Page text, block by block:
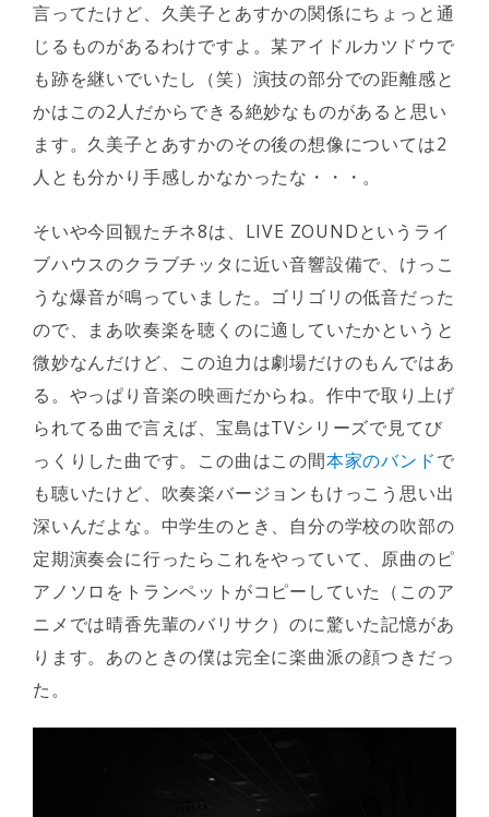
言ってたけど、久美子とあすかの関係にちょっと通
じるものがあるわけですよ。某アイドルカツドウで
も跡を継いでいたし（笑）演技の部分での距離感と
かはこの2人だからできる絶妙なものがあると思い
ます。久美子とあすかのその後の想像については2
人とも分かり手感しかなかったな・・・。
そいや今回観たチネ8は、LIVE ZOUNDというライ
ブハウスのクラブチッタに近い音響設備で、けっこ
うな爆音が鳴っていました。ゴリゴリの低音だった
ので、まあ吹奏楽を聴くのに適していたかというと
微妙なんだけど、この迫力は劇場だけのもんではあ
る。やっぱり音楽の映画だからね。作中で取り上げ
られてる曲で言えば、宝島はTVシリーズで見てび
っくりした曲です。この曲はこの間本家のバンドで
も聴いたけど、吹奏楽バージョンもけっこう思い出
深いんだよな。中学生のとき、自分の学校の吹部の
定期演奏会に行ったらこれをやっていて、原曲のピ
アノソロをトランペットがコピーしていた（このア
ニメでは晴香先輩のバリサク）のに驚いた記憶があ
ります。あのときの僕は完全に楽曲派の顔つきだっ
た。